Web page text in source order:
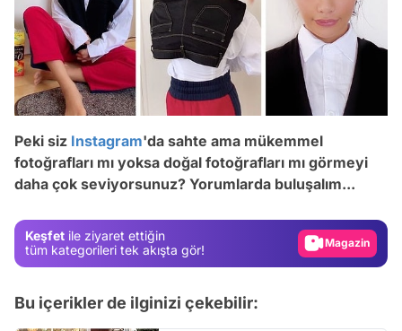
Peki siz Instagram'da sahte ama mükemmel
fotoğrafları mı yoksa doğal fotoğrafları mı görmeyi
daha çok seviyorsunuz? Yorumlarda buluşalım...
Keşfet ile ziyaret ettiğin
tüm kategorileri tek akışta gör!
Test
Gündem
Video
Bu içerikler de ilginizi çekebilir: